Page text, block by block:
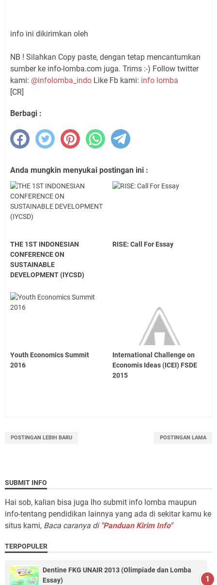
info ini dikirimkan oleh
NB ! Silahkan Copy paste, dengan tetap mencantumkan
sumber ke info-lomba.com juga. Trims :-) Follow twitter
kami: @infolomba_indo Like Fb kami: info lomba
[CR]
Berbagi :
Anda mungkin menyukai postingan ini :
THE 1ST INDONESIAN
CONFERENCE ON
SUSTAINABLE
DEVELOPMENT (IYCSD)
RISE: Call For Essay
Youth Economics Summit
2016
International Challenge on
Economis Ideas (ICEI) FSDE
2015
POSTINGAN LEBIH BARU POSTINGAN LAMA
SUBMIT INFO
Hai sob, kalian bisa juga lho submit info lomba maupun
info-tentang pendidikan lainnya yang ada di sekitar kamu ke
situs kami, Baca caranya di "Panduan Kirim Info"
TERPOPULER
Dentine FKG UNAIR 2013 (Olimpiade dan Lomba
Essay)